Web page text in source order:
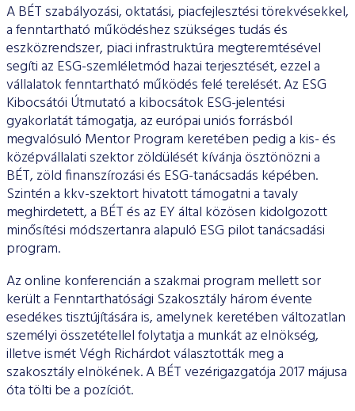
A BÉT szabályozási, oktatási, piacfejlesztési törekvésekkel,
a fenntartható működéshez szükséges tudás és
eszközrendszer, piaci infrastruktúra megteremtésével
segíti az ESG-szemléletmód hazai terjesztését, ezzel a
vállalatok fenntartható működés felé terelését. Az ESG
Kibocsátói Útmutató a kibocsátok ESG-jelentési
gyakorlatát támogatja, az európai uniós forrásból
megvalósuló Mentor Program keretében pedig a kis- és
középvállalati szektor zöldülését kívánja ösztönözni a
BÉT, zöld finanszírozási és ESG-tanácsadás képében.
Szintén a kkv-szektort hivatott támogatni a tavaly
meghirdetett, a BÉT és az EY által közösen kidolgozott
minősítési módszertanra alapuló ESG pilot tanácsadási
program.
Az online konferencián a szakmai program mellett sor
került a Fenntarthatósági Szakosztály három évente
esedékes tisztújítására is, amelynek keretében változatlan
személyi összetétellel folytatja a munkát az elnökség,
illetve ismét Végh Richárdot választották meg a
szakosztály elnökének. A BÉT vezérigazgatója 2017 májusa
óta tölti be a pozíciót.